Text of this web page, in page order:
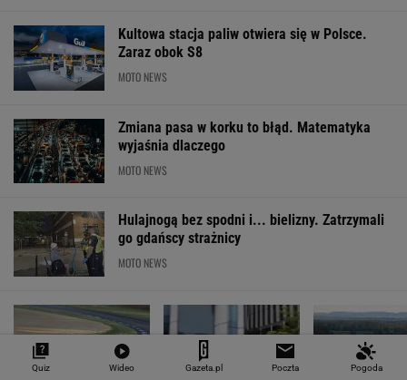
Kultowa stacja paliw otwiera się w Polsce.
Zaraz obok S8
MOTO NEWS
Zmiana pasa w korku to błąd. Matematyka
wyjaśnia dlaczego
MOTO NEWS
Hulajnogą bez spodni i... bielizny. Zatrzymali
go gdańscy strażnicy
MOTO NEWS
Quiz Wideo Gazeta.pl Poczta Pogoda